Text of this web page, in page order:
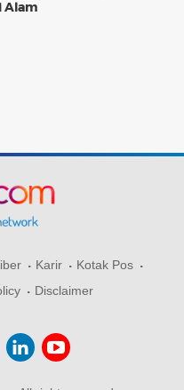
Alam
Karir
Kotak Pos
Disclaimer